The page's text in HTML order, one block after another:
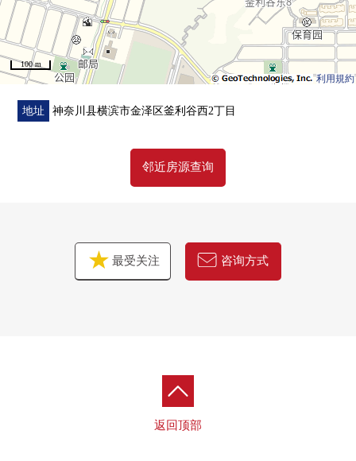
利用規約
100 m
地址 神奈川县横滨市金泽区釜利谷西2丁目
邻近房源查询
最受关注 咨询方式
返回顶部